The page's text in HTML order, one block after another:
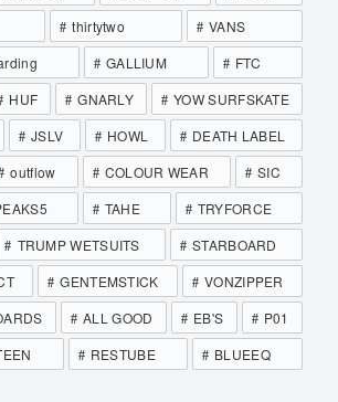
thirtytwo
VANS
GALLIUM
FTC
HUF GNARLY
YOW SURFSKATE
JSLV HOWL
DEATH LABEL
outflow COLOUR WEAR
SIC
TAHE
TRYFORCE
TRUMP WETSUITS
STARBOARD
GENTEMSTICK
VONZIPPER
ALL GOOD EB'S
P01
RESTUBE BLUEEQ